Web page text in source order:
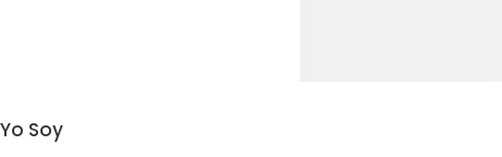
Yo Soy